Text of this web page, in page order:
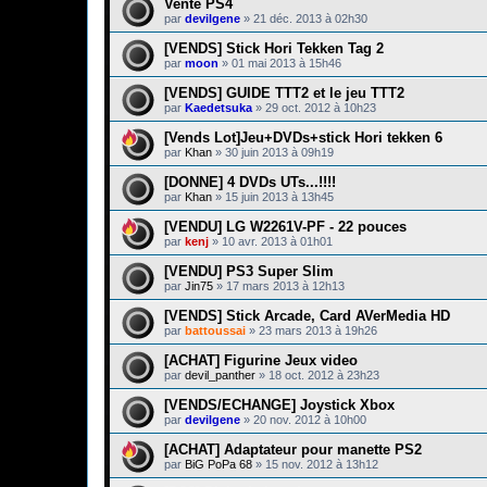
Vente PS4
par devilgene » 21 déc. 2013 à 02h30
[VENDS] Stick Hori Tekken Tag 2
par moon » 01 mai 2013 à 15h46
[VENDS] GUIDE TTT2 et le jeu TTT2
par Kaedetsuka » 29 oct. 2012 à 10h23
[Vends Lot]Jeu+DVDs+stick Hori tekken 6
par Khan » 30 juin 2013 à 09h19
[DONNE] 4 DVDs UTs...!!!!
par Khan » 15 juin 2013 à 13h45
[VENDU] LG W2261V-PF - 22 pouces
par kenj » 10 avr. 2013 à 01h01
[VENDU] PS3 Super Slim
par Jin75 » 17 mars 2013 à 12h13
[VENDS] Stick Arcade, Card AVerMedia HD
par battoussai » 23 mars 2013 à 19h26
[ACHAT] Figurine Jeux video
par devil_panther » 18 oct. 2012 à 23h23
[VENDS/ECHANGE] Joystick Xbox
par devilgene » 20 nov. 2012 à 10h00
[ACHAT] Adaptateur pour manette PS2
par BiG PoPa 68 » 15 nov. 2012 à 13h12